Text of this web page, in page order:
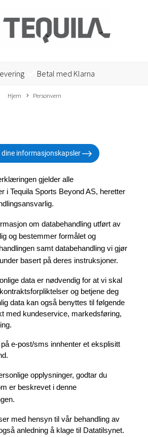
Betal med Klarna
Hjem Personvern
dine informasjonskapsler
gjelder alle
i Tequila Sports Beyond AS, heretter
om databehandling utført av
og bestemmer formålet og
samt databehandling vi gjør
basert på deres instruksjoner.
data er nødvendig for at vi skal
og betjene deg
data kan også benyttes til følgende
med kundeservice, markedsføring,
e-post/sms innhenter et eksplisitt
opplysninger, godtar du
er beskrevet i denne
med hensyn til vår behandling av
anledning å klage til Datatilsynet.